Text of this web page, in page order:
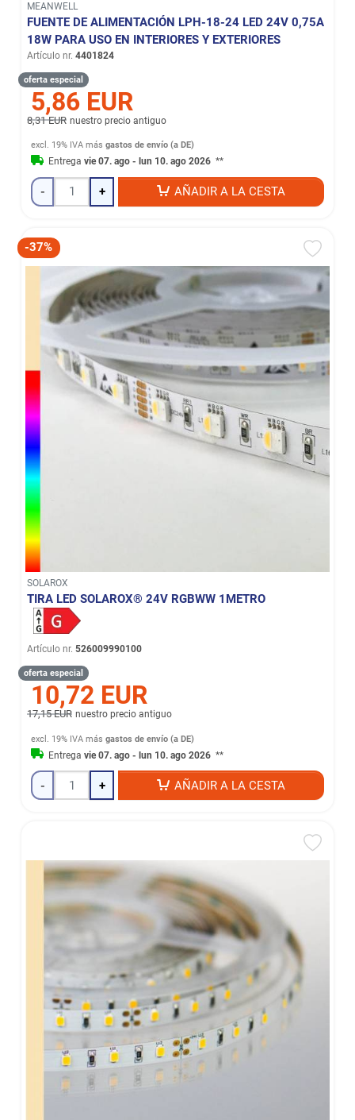
MEANWELL
FUENTE DE ALIMENTACIÓN LPH-18-24 LED 24V 0,75A
18W PARA USO EN INTERIORES Y EXTERIORES
Artículo nr. 4401824
oferta especial
5,86 EUR
8,31 EUR nuestro precio antiguo
excl. 19% IVA másgastos de envío (a DE)
Entregavie 07. ago - lun 10. ago 2026 **
- + AÑADIR A LA CESTA
-37%
SOLAROX
TIRA LED SOLAROX® 24V RGBWW 1METRO
Artículo nr. 526009990100
oferta especial
10,72 EUR
17,15 EUR nuestro precio antiguo
excl. 19% IVA másgastos de envío (a DE)
Entregavie 07. ago - lun 10. ago 2026 **
- + AÑADIR A LA CESTA